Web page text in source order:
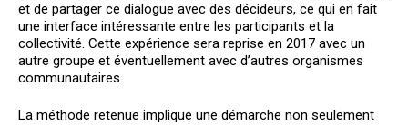
et de partager ce dialogue avec des décideurs, ce qui en fait
une interface intéressante entre les participants et la
collectivité. Cette expérience sera reprise en 2017 avec un
autre groupe et éventuellement avec d’autres organismes
communautaires.
La méthode retenue implique une démarche non seulement